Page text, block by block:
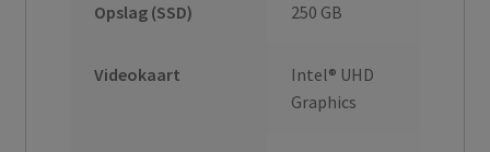
Opslag (SSD) 250 GB
Videokaart
Intel® UHD
Graphics